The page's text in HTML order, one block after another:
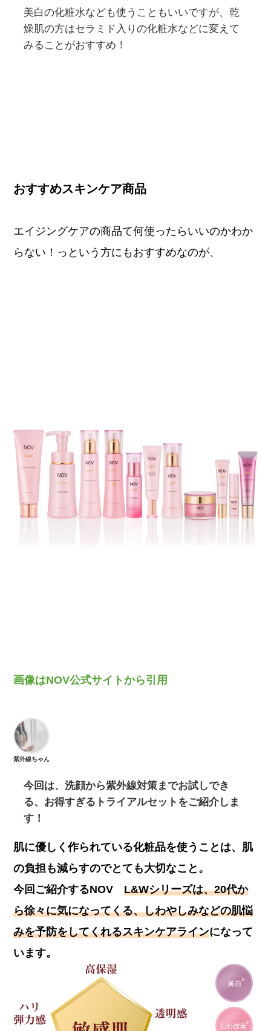
美白の化粧水なども使うこともいいですが、乾
燥肌の方はセラミド入りの化粧水などに変えて
みることがおすすめ！
おすすめスキンケア商品
エイジングケアの商品て何使ったらいいのかわか
らない！っという方にもおすすめなのが、
画像はNOV公式サイトから引用
紫外線ちゃん
今回は、洗顔から紫外線対策までお試しでき
る、お得すぎるトライアルセットをご紹介しま
す！
肌に優しく作られている化粧品を使うことは、 肌
の負担も減らすのでとても大切なこと。
今回ご紹介するNOVL&Wシリーズは、20代か
ら徐々に気になってくる、しわやしみなどの肌悩
みを予防をしてくれるスキンケアラインになって
います。